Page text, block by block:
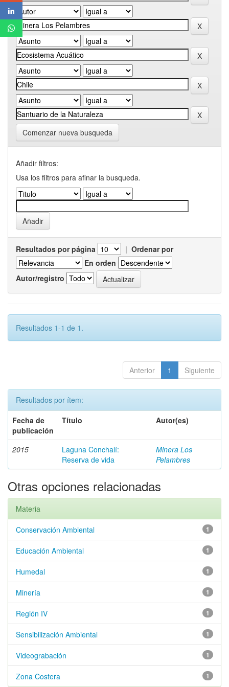
Comenzar nueva busqueda
Añadir filtros:
Usa los filtros para afinar la busqueda.
Resultados por página | Ordenar por
En orden
Autor/registro
Resultados 1-1 de 1.
Anterior 1 Siguiente
Resultados por ítem:
Fecha de
publicación
Título Autor(es)
2015
Laguna Conchalí:
Reserva de vida
Minera Los
Pelambres
Otras opciones relacionadas
Materia
1
Conservación Ambiental
1
Educación Ambiental
1
Humedal
1
Minería
1
Región IV
1
Sensibilización Ambiental
1
Videograbación
1
Zona Costera